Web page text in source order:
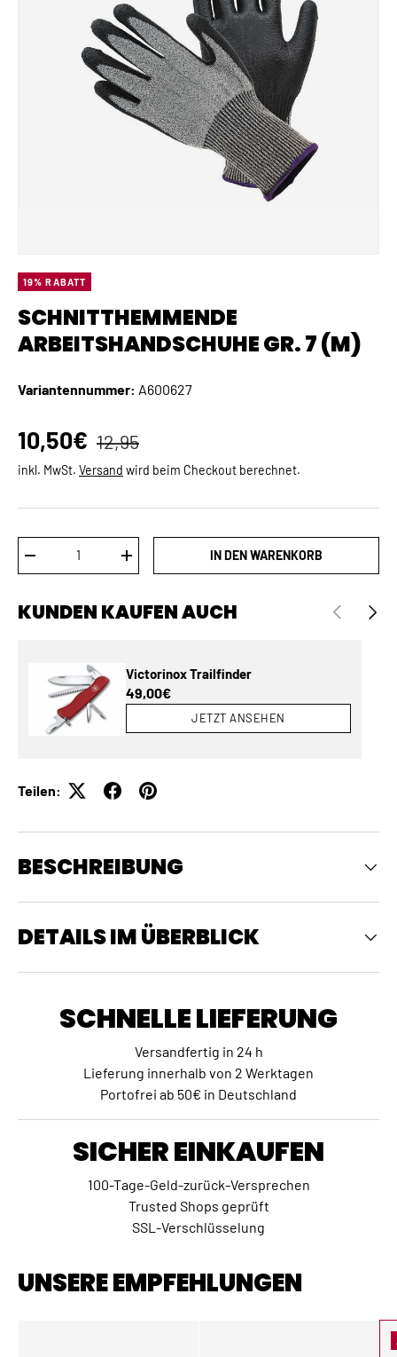
19% RABATT
SCHNITTHEMMENDE
ARBEITSHANDSCHUHE GR. 7 (M)
Variantennummer: A600627
Verkaufspreis
10,50€ Normaler Preis
12,95
inkl. MwSt. Versand wird beim Checkout berechnet.
MENGE VERRINGERNMENGE ERHÖHENIN DEN WARENKORB
KUNDEN KAUFEN AUCH VORHERIGE
Victorinox Trailfinder
Normaler Preis
49,00€
JETZT ANSEHEN
Teilen:
BESCHREIBUNG
DETAILS IM ÜBERBLICK
SCHNELLE LIEFERUNG
Versandfertig in 24 h
Lieferung innerhalb von 2 Werktagen
Portofrei ab 50€ in Deutschland
SICHER EINKAUFEN
100-Tage-Geld-zurück-Versprechen
Trusted Shops geprüft
SSL-Verschlüsselung
UNSERE EMPFEHLUNGEN